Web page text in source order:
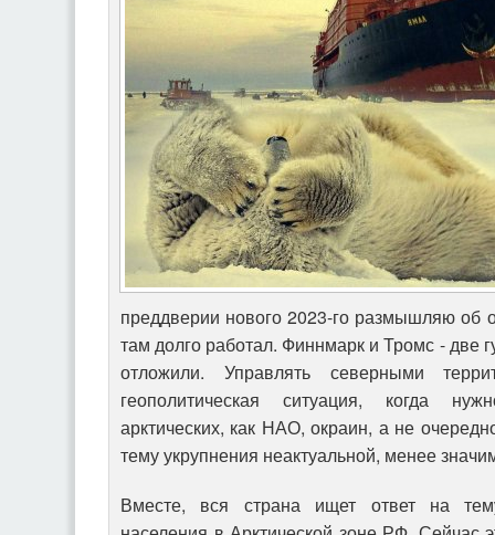
преддверии нового 2023-го размышляю об
там долго работал. Финнмарк и Тромс - две
отложили. Управлять северными
геополитическая ситуация, когда
арктических, как НАО, окраин, а не
тему укрупнения неактуальной, менее
Вместе, вся страна ищет ответ на